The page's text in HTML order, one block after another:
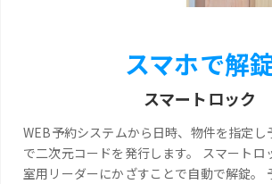
スマホで解
スマートロック
WEB予約システムから日時、物件を指定し
で二次元コードを発行します。 スマートロ
室用リーダーにかざすことで自動で解錠。